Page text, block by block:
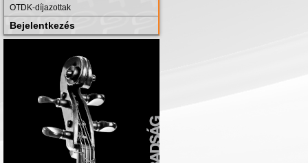
OTDK-díjazottak
Bejelentkezés